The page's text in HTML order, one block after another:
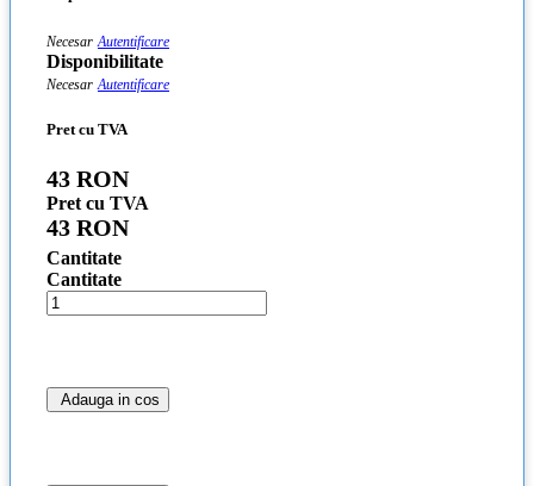
Necesar Autentificare
Disponibilitate
Necesar Autentificare
Pret cu TVA
43 RON
Pret cu TVA
43 RON
Cantitate
Cantitate
Adauga in cos